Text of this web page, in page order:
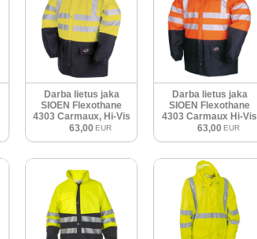
Darba lietus jaka
SIOEN Flexothane
4303 Carmaux, Hi-Vis
dzeltena
63,00 EUR
Darba lietus jaka
SIOEN Flexothane
4303 Carmaux Hi-Vis
63,00 EUR